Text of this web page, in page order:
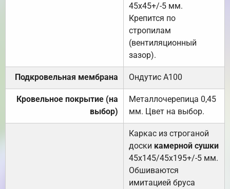
45х45+/-5 мм.
Крепится по
стропилам
(вентиляционный
зазор).
Подкровельная мембрана Ондутис А100
Кровельное покрытие (на
выбор)
Металлочерепица 0,45
мм. Цвет на выбор.
Каркас из строганой
доски камерной сушки
45х145/45х195+/-5 мм.
Обшиваются
имитацией бруса